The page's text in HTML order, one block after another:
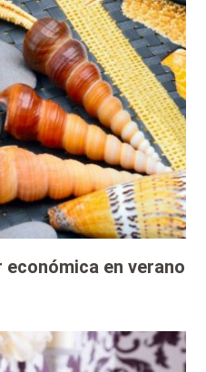
en verano